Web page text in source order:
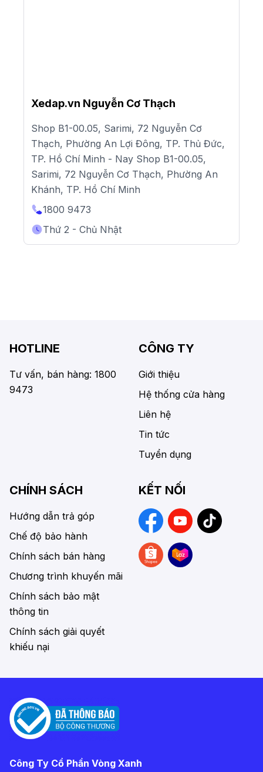
Xedap.vn Nguyễn Cơ Thạch
Shop B1-00.05, Sarimi, 72 Nguyễn Cơ
Thạch, Phường An Lợi Đông, TP. Thủ Đức,
TP. Hồ Chí Minh - Nay Shop B1-00.05,
Sarimi, 72 Nguyễn Cơ Thạch, Phường An
Khánh, TP. Hồ Chí Minh
1800 9473
Thứ 2 - Chủ Nhật
HOTLINE
Tư vấn, bán hàng: 1800
9473
CÔNG TY
Giới thiệu
Hệ thống cửa hàng
Liên hệ
Tin tức
Tuyển dụng
CHÍNH SÁCH
Hướng dẫn trả góp
Chế độ bảo hành
Chính sách bán hàng
Chương trình khuyến mãi
Chính sách bảo mật
thông tin
Chính sách giải quyết
khiếu nại
KẾT NỐI
Công Ty Cổ Phần Vòng Xanh